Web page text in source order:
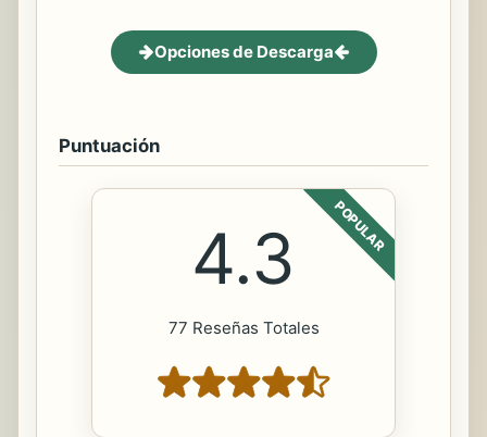
Opciones de Descarga
Puntuación
POPULAR
4.3
77 Reseñas Totales